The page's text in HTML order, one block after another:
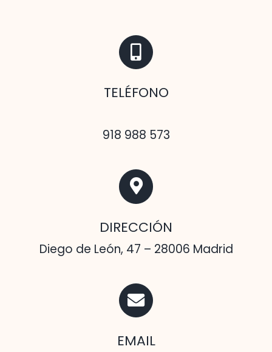
TELÉFONO
918 988 573
DIRECCIÓN
Diego de León, 47 – 28006 Madrid
EMAIL